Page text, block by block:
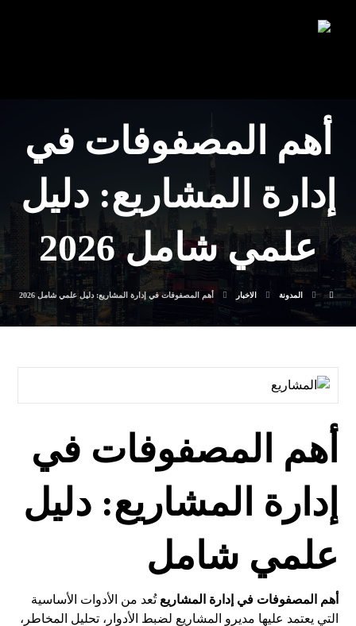
أهم المصفوفات في
إدارة المشاريع: دليل
علمي شامل 2026
المدونة الاخبار أهم المصفوفات في إدارة المشاريع: دليل علمي شامل 2026
أهم المصفوفات في
إدارة المشاريع: دليل
علمي شامل
أهم المصفوفات في إدارة المشاريع تُعد من الأدوات الأساسية
التي يعتمد عليها مديرو المشاريع لضبط الأدوار، تحليل المخاطر،